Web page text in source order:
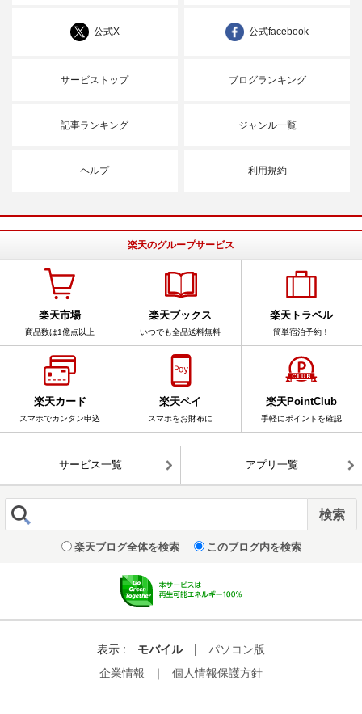
公式X 公式facebook
サービストップ ブログランキング
記事ランキング ジャンル一覧
ヘルプ 利用規約
楽天のグループサービス
楽天市場
商品数は1億点以上
楽天ブックス
いつでも全品送料無料
楽天トラベル
簡単宿泊予約！
楽天カード
スマホでカンタン申込
楽天ペイ
スマホをお財布に
楽天PointClub
手軽にポイントを確認
サービス一覧 アプリ一覧
楽天ブログ全体を検索 このブログ内を検索
表示 : モバイル |
パソコン版
企業情報
｜ 個人情報保護方針